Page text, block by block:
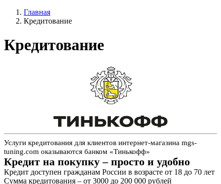
Главная
Кредитование
Кредитование
Услуги кредитования для клиентов интернет-магазина mgs-
tuning.com оказываются банком «Тинькофф»
Кредит на покупку – просто и удобно
Кредит доступен гражданам России в возрасте от 18 до 70 лет
Сумма кредитования – от 3000 до 200 000 рублей